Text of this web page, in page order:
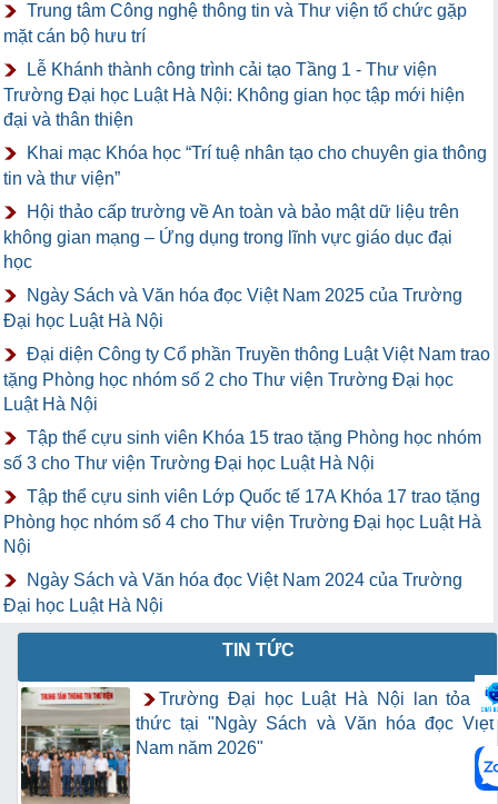
Trung tâm Công nghệ thông tin và Thư viện tổ chức gặp
mặt cán bộ hưu trí
Lễ Khánh thành công trình cải tạo Tầng 1 - Thư viện
Trường Đại học Luật Hà Nội: Không gian học tập mới hiện
đại và thân thiện
Khai mạc Khóa học “Trí tuệ nhân tạo cho chuyên gia thông
tin và thư viện”
Hội thảo cấp trường về An toàn và bảo mật dữ liệu trên
không gian mạng – Ứng dụng trong lĩnh vực giáo dục đại
học
Ngày Sách và Văn hóa đọc Việt Nam 2025 của Trường
Đại học Luật Hà Nội
Đại diện Công ty Cổ phần Truyền thông Luật Việt Nam trao
tặng Phòng học nhóm số 2 cho Thư viện Trường Đại học
Luật Hà Nội
Tập thể cựu sinh viên Khóa 15 trao tặng Phòng học nhóm
số 3 cho Thư viện Trường Đại học Luật Hà Nội
Tập thể cựu sinh viên Lớp Quốc tế 17A Khóa 17 trao tặng
Phòng học nhóm số 4 cho Thư viện Trường Đại học Luật Hà
Nội
Ngày Sách và Văn hóa đọc Việt Nam 2024 của Trường
Đại học Luật Hà Nội
TIN TỨC
Trường Đại học Luật Hà Nội lan tỏa tri
thức tại "Ngày Sách và Văn hóa đọc Việt
Nam năm 2026"